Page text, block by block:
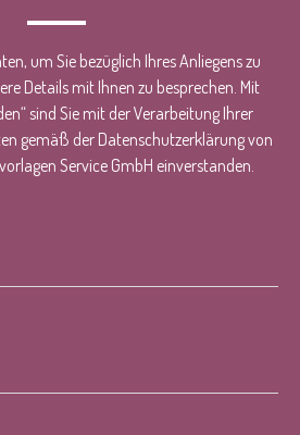
um Sie bezüglich Ihres Anliegens zu
Details mit Ihnen zu besprechen. Mit
sind Sie mit der Verarbeitung Ihrer
gemäß der Datenschutzerklärung von
Service GmbH einverstanden.